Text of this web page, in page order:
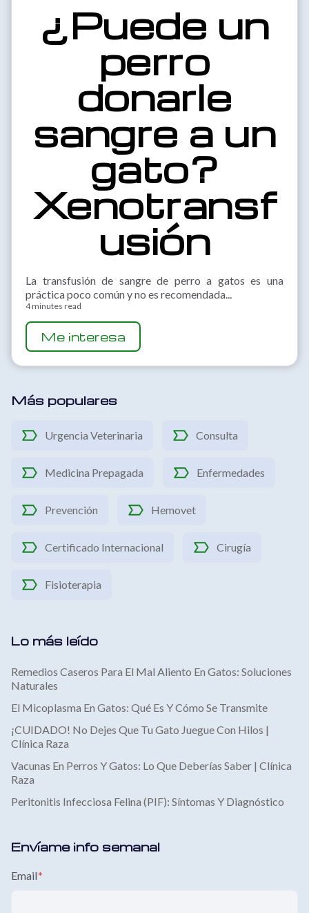
Más populares
Urgencia Veterinaria Consulta
Medicina Prepagada Enfermedades
Prevención Hemovet
Certificado Internacional Cirugía
Fisioterapia
Lo más leído
Remedios Caseros Para El Mal Aliento En Gatos: Soluciones
Naturales
El Micoplasma En Gatos: Qué Es Y Cómo Se Transmite
¡CUIDADO! No Dejes Que Tu Gato Juegue Con Hilos |
Clínica Raza
Vacunas En Perros Y Gatos: Lo Que Deberías Saber | Clínica
Raza
Peritonitis Infecciosa Felina (PIF): Síntomas Y Diagnóstico
Envíame info semanal
Email*
¿Puede un
perro
donarle
sangre a un
gato?
Xenotransf
usión
La transfusión de sangre de perro a gatos es una
práctica poco común y no es recomendada...
4 minutes read
Me interesa